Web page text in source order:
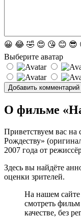
😀 😂 🤣 😍 😘 😊 😎
Выберите аватар
О фильме
Приветствуем вас на
Рождеству»
2007 года от
Здесь вы найдёте
оценки зрителей.
На нашем
смотреть
качестве, без